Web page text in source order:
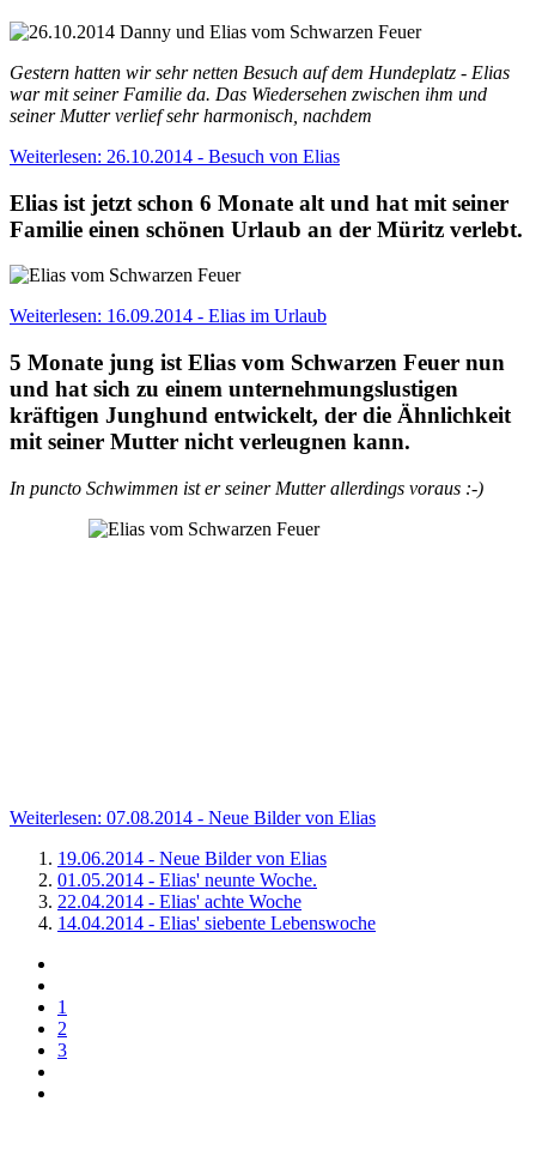
Gestern hatten wir sehr netten Besuch auf dem Hundeplatz - Elias
war mit seiner Familie da. Das Wiedersehen zwischen ihm und
seiner Mutter verlief sehr harmonisch, nachdem
Weiterlesen: 26.10.2014 - Besuch von Elias
Elias ist jetzt schon 6 Monate alt und hat mit seiner
Familie einen schönen Urlaub an der Müritz verlebt.
Weiterlesen: 16.09.2014 - Elias im Urlaub
5 Monate jung ist Elias vom Schwarzen Feuer nun
und hat sich zu einem unternehmungslustigen
kräftigen Junghund entwickelt, der die Ähnlichkeit
mit seiner Mutter nicht verleugnen kann.
In puncto Schwimmen ist er seiner Mutter allerdings voraus :-)
Weiterlesen: 07.08.2014 - Neue Bilder von Elias
19.06.2014 - Neue Bilder von Elias
01.05.2014 - Elias' neunte Woche.
22.04.2014 - Elias' achte Woche
14.04.2014 - Elias' siebente Lebenswoche
1
2
3